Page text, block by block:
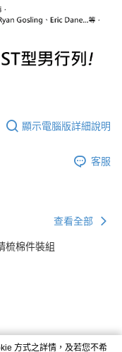
顯示電腦版詳細說明
客服
查看全部
梳棉件裝組
方式之詳情，及若您不希